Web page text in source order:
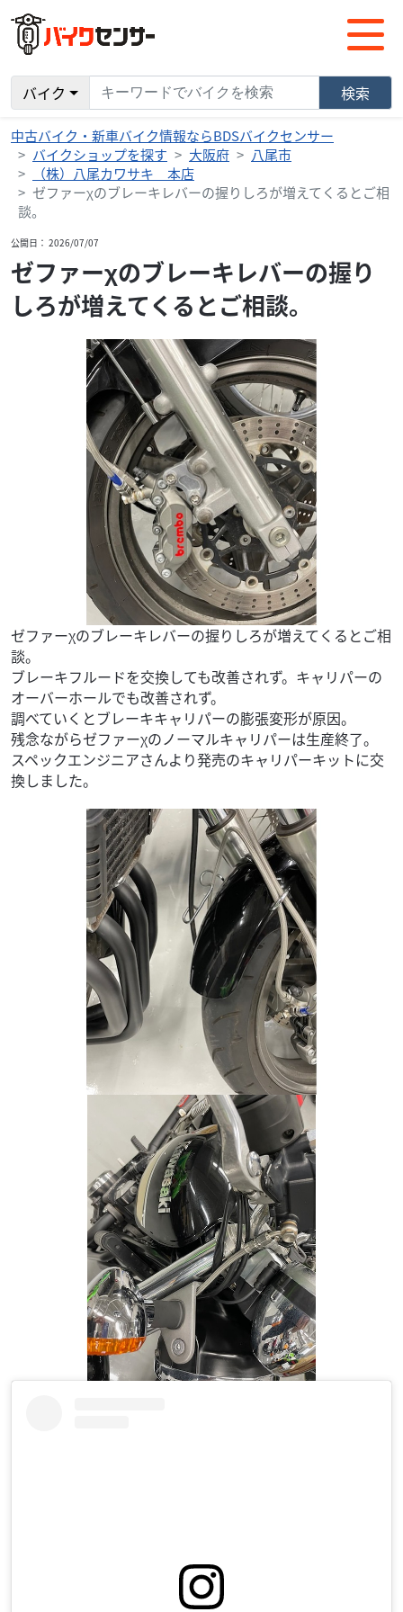
バイク 検索
中古バイク・新車バイク情報ならBDSバイクセンサー
バイクショップを探す
大阪府
八尾市
（株）八尾カワサキ 本店
ゼファーχのブレーキレバーの握りしろが増えてくるとご相
談。
公開日： 2026/07/07
ゼファーχのブレーキレバーの握り
しろが増えてくるとご相談。
ゼファーχのブレーキレバーの握りしろが増えてくるとご相
談。
ブレーキフルードを交換しても改善されず。キャリパーの
オーバーホールでも改善されず。
調べていくとブレーキキャリパーの膨張変形が原因。
残念ながらゼファーχのノーマルキャリパーは生産終了。
スペックエンジニアさんより発売のキャリパーキットに交
換しました。